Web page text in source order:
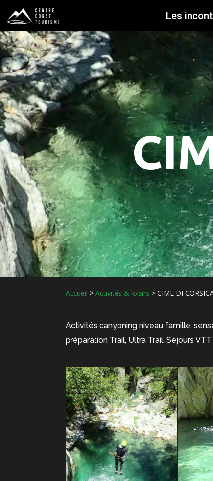
Les
Accueil >Activités & loisirs >CIME DI
Activités canyoning niveau famille,
préparation Trail, Ultra Trail. Séjours